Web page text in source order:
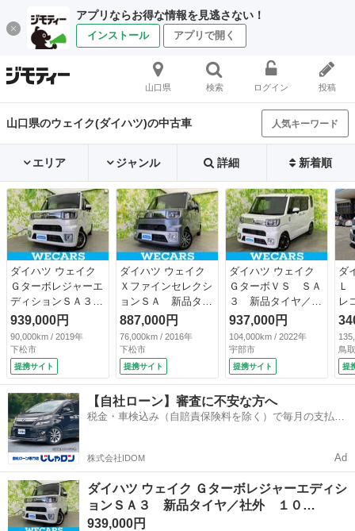
アプリならお得な情報を見逃さない！
インストール アプリで開く
山口県 検索 ログイン 投稿
山口県のウェイク(ダイハツ)の中古車 人気キーワード
エリア ジャンル 詳細 新着順
ダイハツ ウェイク
Ｇターボレジャーエ
ディションＳＡ３
新品タイヤ／社外
１０インチ ＳＤナ
ビ／スマートアシス
ト（トヨタ・ダイハ
ツ）／両側電動スラ
イドドア／車線逸脱
防止支援システム／
ドライブレコーダ
ー 前後／ヘッドラ
ンプ ＨＩＤ （検
939,000円
90,000km / 2019年
下松市
提携サイト
ダイハツ ウェイク
Ｘファインセレクシ
ョンＳＡ 新品タイ
ヤ／保証書／社外
メモリーナビ／衝突
安全装置／電動スラ
イドドア／ヘッドラ
ンプ ＬＥＤ／ＥＴ
Ｃ／ＥＢＤ付ＡＢＳ
／横滑り防止装置／
アイドリングストッ
／エアバッグ 運転
887,000円
76,000km / 2016年
下松市
提携サイト
ダイハツ ウェイク
ＧターボＶＳ ＳＡ
３ 新品タイヤ／社
外 ８インチ ＳＤ
ナビ／衝突安全装置
／両側電動スライド
ドア／車線逸脱防止
支援システム／ヘッ
ドランプ ＬＥＤ／
Ｂｌｕｅｔｏｏｔｈ
接続／ＥＴＣ／ＥＢ
937,000円
104,000km / 2022年
宇部市
提携サイト
ダ
Ｌ
レ
Ｃ
両
ア
軽
ト
グ
ー
鳥
提
【自社ローン】審査に不安な方へ
税金・車検込み（自賠責保険料を除く）で毎月の支払額
株式会社IDOM Ad
ダイハツ ウェイク Ｇターボレジャーエディシ
ョンＳＡ３ 新品タイヤ／社外 １０…
939,000円